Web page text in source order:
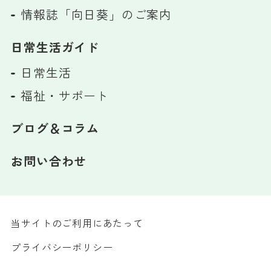
情報誌「向日葵」のご案内
日常生活ガイド
日常生活
福祉・サポート
ブログ＆コラム
お問い合わせ
当サイトのご利用にあたって
プライバシーポリシー